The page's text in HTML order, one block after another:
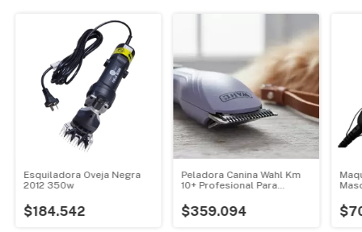
Esquiladora Oveja Negra
2012 350w
$184.542
Peladora Canina Wahl Km
10+ Profesional Para
$359.094